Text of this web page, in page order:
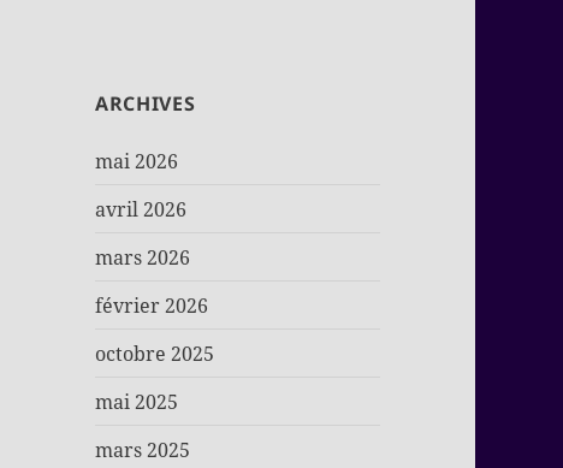
ARCHIVES
mai 2026
avril 2026
mars 2026
février 2026
octobre 2025
mai 2025
mars 2025